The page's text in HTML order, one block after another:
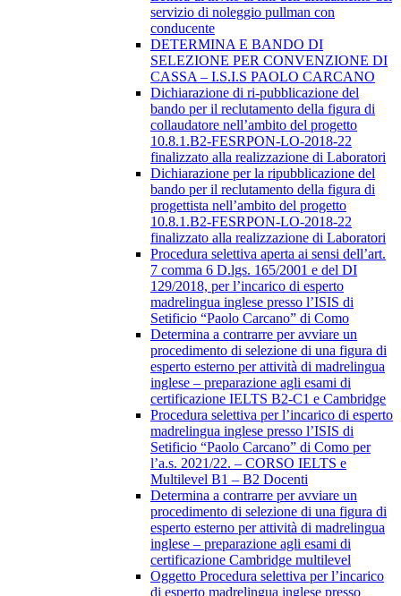
servizio di noleggio pullman con
conducente
DETERMINA E BANDO DI
SELEZIONE PER CONVENZIONE DI
CASSA – I.S.I.S PAOLO CARCANO
Dichiarazione di ri-pubblicazione del
bando per il reclutamento della figura di
collaudatore nell’ambito del progetto
10.8.1.B2-FESRPON-LO-2018-22
finalizzato alla realizzazione di Laboratori
Dichiarazione per la ripubblicazione del
bando per il reclutamento della figura di
progettista nell’ambito del progetto
10.8.1.B2-FESRPON-LO-2018-22
finalizzato alla realizzazione di Laboratori
Procedura selettiva aperta ai sensi dell’art.
7 comma 6 D.lgs. 165/2001 e del DI
129/2018, per l’incarico di esperto
madrelingua inglese presso l’ISIS di
Setificio “Paolo Carcano” di Como
Determina a contrarre per avviare un
procedimento di selezione di una figura di
esperto esterno per attività di madrelingua
inglese – preparazione agli esami di
certificazione IELTS B2-C1 e Cambridge
Procedura selettiva per l’incarico di esperto
madrelingua inglese presso l’ISIS di
Setificio “Paolo Carcano” di Como per
l’a.s. 2021/22. – CORSO IELTS e
Multilevel B1 – B2 Docenti
Determina a contrarre per avviare un
procedimento di selezione di una figura di
esperto esterno per attività di madrelingua
inglese – preparazione agli esami di
certificazione Cambridge multilevel
Oggetto Procedura selettiva per l’incarico
di esperto madrelingua inglese presso